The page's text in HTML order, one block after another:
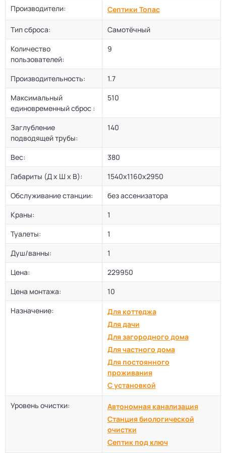
Производители: Септики Топас
Тип сброса:
Самотёчный
Количество
пользователей:
9
Производительность:
1.7
Максимальный
единовременный сброс :
510
Заглубление
подводящей трубы:
140
Вес:
380
Габариты (Д х Ш х В):
1540х1160х2950
Обслуживание станции:
без ассенизатора
Краны:
1
Туалеты:
1
Душ/ванны:
1
Цена:
229950
Цена монтажа:
10
Назначение:
Для коттеджа
Для дачи
Для загородного дома
Для частного дома
Для постоянного
проживания
С установкой
Уровень очистки:
Автономная канализация
Станция биологической
очистки
Септик под ключ